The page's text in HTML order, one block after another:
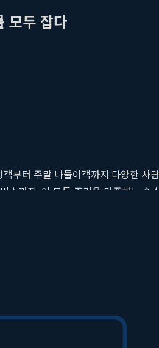
모두 잡다
부터 주말 나들이객까지 다양한
까지. 이 모든 조건을 만족하는
벽한 해답을 제시하는 곳이 있습
든 이들에게 최적의 선택지가 될 수
비즈니스와 여행 모두에 최적의 접